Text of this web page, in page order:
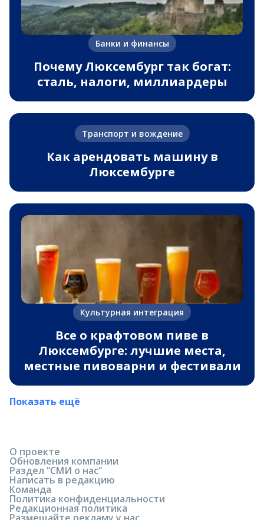
Банки и финансы
Почему Люксембург так богат:
сталь, налоги, миллиардеры
Транспорт и вождение
Как арендовать машину в
Люксембурге
Культурная интеграция
Все о крафтовом пиве в
Люксембурге: лучшие места,
местные пивоварни и фестивали
Показать ещё
О проекте
Обновления компании
Раздел “СМИ о нас”
Написать в редакцию
Команда
Политика конфиденциальности
Редакционная политика
Размещайте рекламу у нас